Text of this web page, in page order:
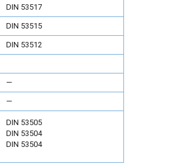
DIN 53517
DIN 53515
DIN 53512
—
—
DIN 53505
DIN 53504
DIN 53504